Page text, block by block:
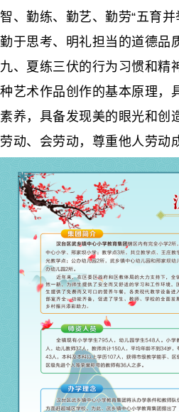
智、勤练、勤艺、勤劳“五育
勤于思考、明礼担当的道德品
九、夏练三伏的行为习惯和精
种艺术作品创作的基本原理，
素养，具备发现美的眼光和创
劳动、会劳动，尊重他人劳动